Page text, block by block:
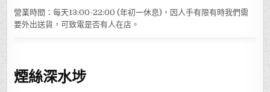
營業時間：每天13:00-22:00 (年初一休息)，因人手有限有時我們需
要外出送貨，可致電是否有人在店。
煙絲深水埗